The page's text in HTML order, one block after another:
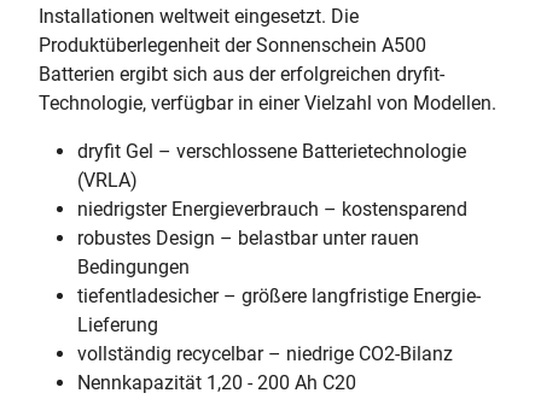
Installationen weltweit eingesetzt. Die
Produktüberlegenheit der Sonnenschein A500
Batterien ergibt sich aus der erfolgreichen dryfit-
Technologie, verfügbar in einer Vielzahl von Modellen.
dryfit Gel – verschlossene Batterietechnologie
(VRLA)
niedrigster Energieverbrauch – kostensparend
robustes Design – belastbar unter rauen
Bedingungen
tiefentladesicher – größere langfristige Energie-
Lieferung
vollständig recycelbar – niedrige CO2-Bilanz
Nennkapazität 1,20 - 200 Ah C20